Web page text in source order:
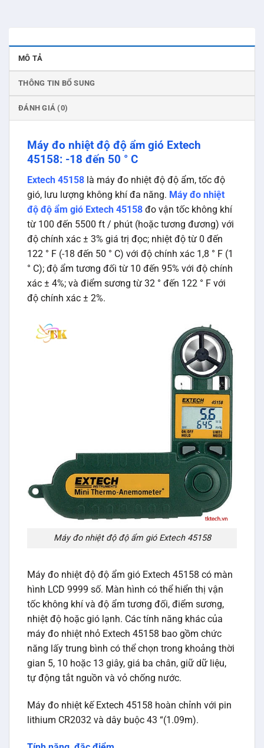
MÔ TẢ
THÔNG TIN BỔ SUNG
ĐÁNH GIÁ (0)
Máy đo nhiệt độ độ ẩm gió Extech
45158: -18 đến 50 ° C
Extech 45158 là máy đo nhiệt độ độ ẩm, tốc độ
gió, lưu lượng không khí đa năng. Máy đo nhiệt
độ độ ẩm gió Extech 45158 đo vận tốc không khí
từ 100 đến 5500 ft / phút (hoặc tương đương) với
độ chính xác ± 3% giá trị đọc; nhiệt độ từ 0 đến
122 ° F (-18 đến 50 ° C) với độ chính xác 1,8 ° F (1
° C); độ ẩm tương đối từ 10 đến 95% với độ chính
xác ± 4%; và điểm sương từ 32 ° đến 122 ° F với
độ chính xác ± 2%.
Máy đo nhiệt độ độ ẩm gió Extech 45158
Máy đo nhiệt độ độ ẩm gió Extech 45158 có màn
hình LCD 9999 số. Màn hình có thể hiển thị vận
tốc không khí và độ ẩm tương đối, điểm sương,
nhiệt độ hoặc gió lạnh. Các tính năng khác của
máy đo nhiệt nhỏ Extech 45158 bao gồm chức
năng lấy trung bình có thể chọn trong khoảng thời
gian 5, 10 hoặc 13 giây, giá ba chân, giữ dữ liệu,
tự động tắt nguồn và vỏ chống nước.
Máy đo nhiệt kế Extech 45158 hoàn chỉnh với pin
lithium CR2032 và dây buộc 43 “(1.09m).